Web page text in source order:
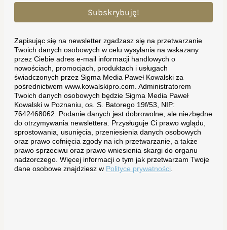
Subskrybuję!
Zapisując się na newsletter zgadzasz się na przetwarzanie
Twoich danych osobowych w celu wysyłania na wskazany
przez Ciebie adres e-mail informacji handlowych o
nowościach, promocjach, produktach i usługach
świadczonych przez Sigma Media Paweł Kowalski za
pośrednictwem www.kowalskipro.com. Administratorem
Twoich danych osobowych będzie Sigma Media Paweł
Kowalski w Poznaniu, os. S. Batorego 19f/53, NIP:
7642468062. Podanie danych jest dobrowolne, ale niezbędne
do otrzymywania newslettera. Przysługuje Ci prawo wglądu,
sprostowania, usunięcia, przeniesienia danych osobowych
oraz prawo cofnięcia zgody na ich przetwarzanie, a także
prawo sprzeciwu oraz prawo wniesienia skargi do organu
nadzorczego. Więcej informacji o tym jak przetwarzam Twoje
dane osobowe znajdziesz w Polityce prywatności